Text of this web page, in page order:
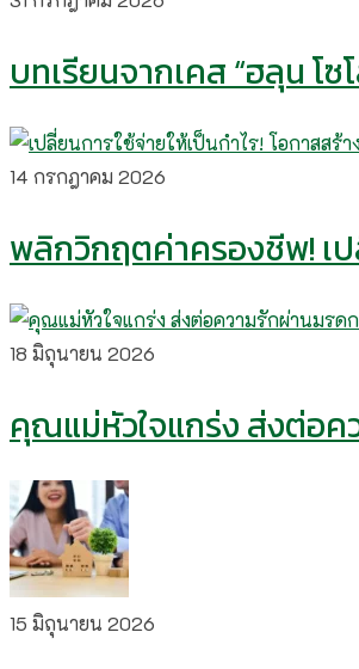
บทเรียนจากเคส “ฮลุน โซ
14 กรกฎาคม 2026
พลิกวิกฤตค่าครองชีพ! เป
18 มิถุนายน 2026
คุณแม่หัวใจแกร่ง ส่งต่อ
15 มิถุนายน 2026